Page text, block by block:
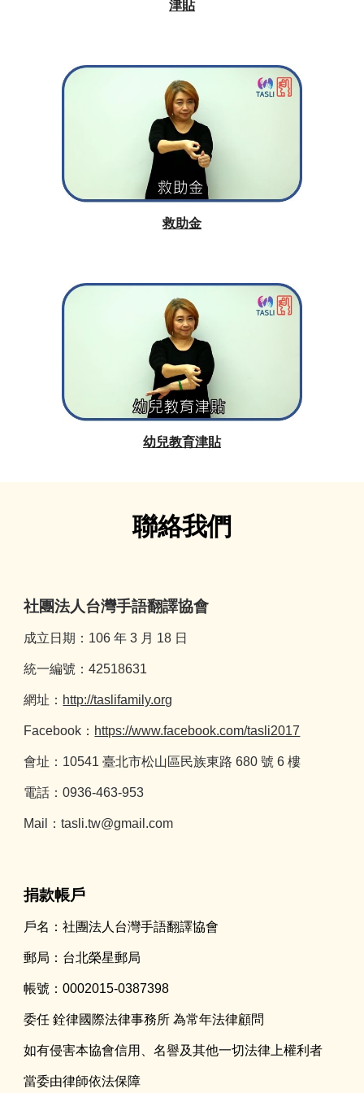
津貼
救助金
幼兒教育津貼
聯絡我們
社團法人台灣手語翻譯協會
成立日期：106 年 3 月 18 日
統一編號：42518631
網址： http://taslifamily.org
Facebook： https://www.facebook.com/tasli2017
會址：10541 臺北市松山區民族東路 680 號 6 樓
電話：0936-463-953
Mail：tasli.tw@gmail.com
捐款帳戶
戶名：社團法人台灣手語翻譯協會
郵局：台北榮星郵局
帳號：0002015-0387398
委任 銓律國際法律事務所 為常年法律顧問
如有侵害本協會信用、名譽及其他一切法律上權利者
當委由律師依法保障